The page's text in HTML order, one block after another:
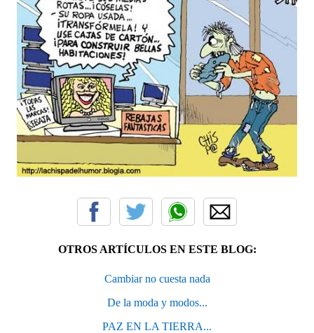
OTROS ARTÍCULOS EN ESTE BLOG:
Cambiar no cuesta nada
De la moda y modos...
PAZ EN LA TIERRA...